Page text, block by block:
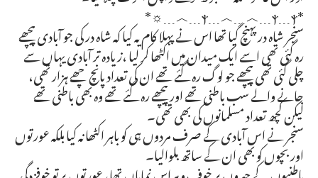
*ⲯ﹍︿﹍︿﹍ⲯ﹍ⲯ﹍︿﹍☼*
سنجر شاہ در پہنچ گیا تھا اس نے پہلا کام یہ کیا کہ شاہ در کی جو آبادی پیچھے
رہ گئی تھی اسے ایک میدان میں اکٹھا کر لیا ،زیادہ تر آبادی یہاں سے
چلی گئی تھی پیچھے جو لوگ رہ گئے تھے ان کی تعداد پانچ چھے ہزار تھی،
جانے والے سب باطنی تھے اور پیچھے رہ گئے تھے وہ بھی باطنی تھے
لیکن کچھ تعداد مسلمانوں کی بھی تھی۔
سنجر نے اس آبادی کے صرف مردوں ہی کو باہر اکٹھا نہ کیا بلکہ عورتوں
اور بچوں کو بھی ان کے ساتھ بلوالیا۔